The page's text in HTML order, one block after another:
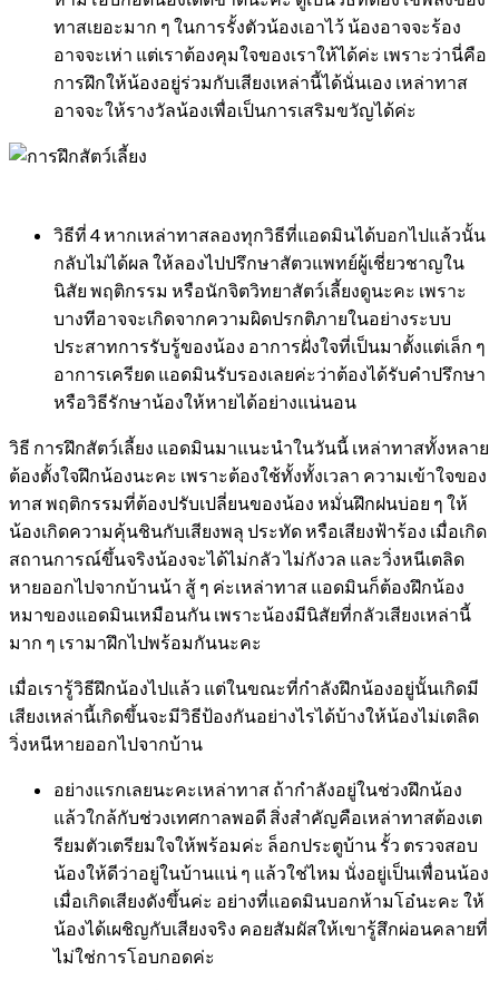
ทาสเยอะมาก ๆ ในการรั้งตัวน้องเอาไว้ น้องอาจจะร้อง
อาจจะเห่า แต่เราต้องคุมใจของเราให้ได้ค่ะ เพราะว่านี่คือ
การฝึกให้น้องอยู่ร่วมกับเสียงเหล่านี้ได้นั่นเอง เหล่าทาส
อาจจะให้รางวัลน้องเพื่อเป็นการเสริมขวัญได้ค่ะ
วิธีที่ 4 หากเหล่าทาสลองทุกวิธีที่แอดมินได้บอกไปแล้วนั้น
กลับไม่ได้ผล ให้ลองไปปรึกษาสัตวแพทย์ผู้เชี่ยวชาญใน
นิสัย พฤติกรรม หรือนักจิตวิทยาสัตว์เลี้ยงดูนะคะ เพราะ
บางทีอาจจะเกิดจากความผิดปรกติภายในอย่างระบบ
ประสาทการรับรู้ของน้อง อาการฝั่งใจที่เป็นมาตั้งแต่เล็ก ๆ
อาการเครียด แอดมินรับรองเลยค่ะว่าต้องได้รับคำปรึกษา
หรือวิธีรักษาน้องให้หายได้อย่างแน่นอน
วิธี การฝึกสัตว์เลี้ยง แอดมินมาแนะนำในวันนี้ เหล่าทาสทั้งหลาย
ต้องตั้งใจฝึกน้องนะคะ เพราะต้องใช้ทั้งทั้งเวลา ความเข้าใจของ
ทาส พฤติกรรมที่ต้องปรับเปลี่ยนของน้อง หมั่นฝึกฝนบ่อย ๆ ให้
น้องเกิดความคุ้นชินกับเสียงพลุ ประทัด หรือเสียงฟ้าร้อง เมื่อเกิด
สถานการณ์ขึ้นจริงน้องจะได้ไม่กลัว ไม่กังวล และวิ่งหนีเตลิด
หายออกไปจากบ้านน้า สู้ ๆ ค่ะเหล่าทาส แอดมินก็ต้องฝึกน้อง
หมาของแอดมินเหมือนกัน เพราะน้องมีนิสัยที่กลัวเสียงเหล่านี้
มาก ๆ เรามาฝึกไปพร้อมกันนะคะ
เมื่อเรารู้วิธีฝึกน้องไปแล้ว แต่ในขณะที่กำลังฝึกน้องอยู่นั้นเกิดมี
เสียงเหล่านี้เกิดขึ้นจะมีวิธีป้องกันอย่างไรได้บ้างให้น้องไม่เตลิด
วิ่งหนีหายออกไปจากบ้าน
อย่างแรกเลยนะคะเหล่าทาส ถ้ากำลังอยู่ในช่วงฝึกน้อง
แล้วใกล้กับช่วงเทศกาลพอดี สิ่งสำคัญคือเหล่าทาสต้องเต
รียมตัวเตรียมใจให้พร้อมค่ะ ล็อกประตูบ้าน รั้ว ตรวจสอบ
น้องให้ดีว่าอยู่ในบ้านแน่ ๆ แล้วใช่ไหม นั่งอยู่เป็นเพื่อนน้อง
เมื่อเกิดเสียงดังขึ้นค่ะ อย่างที่แอดมินบอกห้ามโอ๋นะคะ ให้
น้องได้เผชิญกับเสียงจริง คอยสัมผัสให้เขารู้สึกผ่อนคลายที่
ไม่ใช่การโอบกอดค่ะ